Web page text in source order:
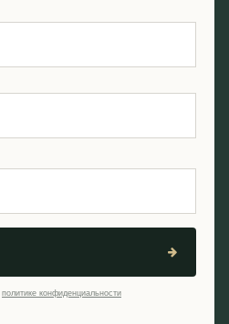
политике конфиденциальности